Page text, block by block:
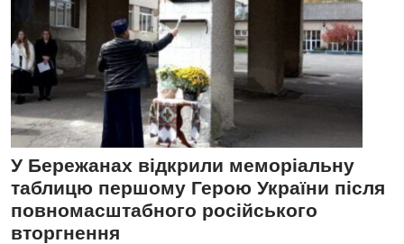
У Бережанах відкрили меморіальну
таблицю першому Герою України після
повномасштабного російського
вторгнення